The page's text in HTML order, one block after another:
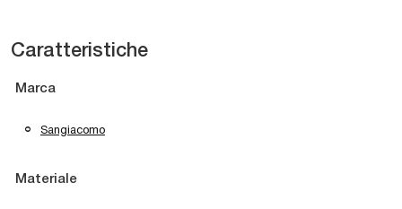
Caratteristiche
Marca
Sangiacomo
Materiale